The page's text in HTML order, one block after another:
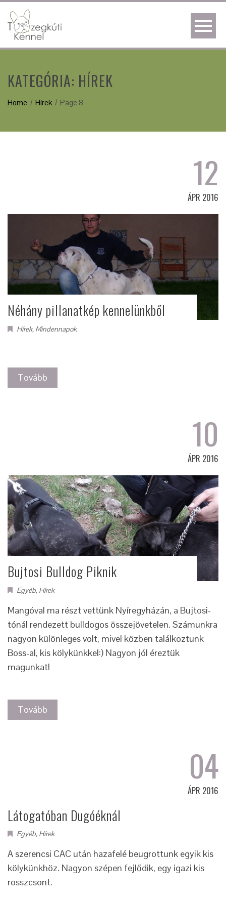
KATEGÓRIA: HÍREK
Home Hírek Page 8
12
ÁPR 2016
Néhány pillanatkép kennelünkből
Hírek, Mindennapok
Tovább
10
ÁPR 2016
Bujtosi Bulldog Piknik
Egyéb, Hírek
Mangóval ma részt vettünk Nyíregyházán, a Bujtosi-
tónál rendezett bulldogos összejövetelen. Számunkra
nagyon különleges volt, mivel közben találkoztunk
Boss-al, kis kölykünkkel:) Nagyon jól éreztük
magunkat!
Tovább
04
ÁPR 2016
Látogatóban Dugóéknál
Egyéb, Hírek
A szerencsi CAC után hazafelé beugrottunk egyik kis
kölykünkhöz. Nagyon szépen fejlődik, egy igazi kis
rosszcsont.